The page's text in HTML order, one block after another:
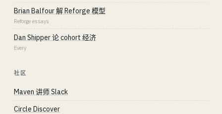
Brian Balfour 解 Reforge 模型
Reforge essays
Dan Shipper 论 cohort 经济
Every
社区
Maven 讲师 Slack
Circle Discover